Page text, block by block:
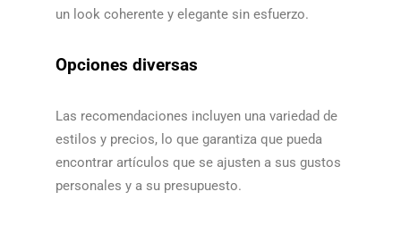
un look coherente y elegante sin esfuerzo.​​
Opciones diversas
Las recomendaciones incluyen una variedad de
estilos y precios, lo que garantiza que pueda
encontrar artículos que se ajusten a sus gustos
personales y a su presupuesto.​​